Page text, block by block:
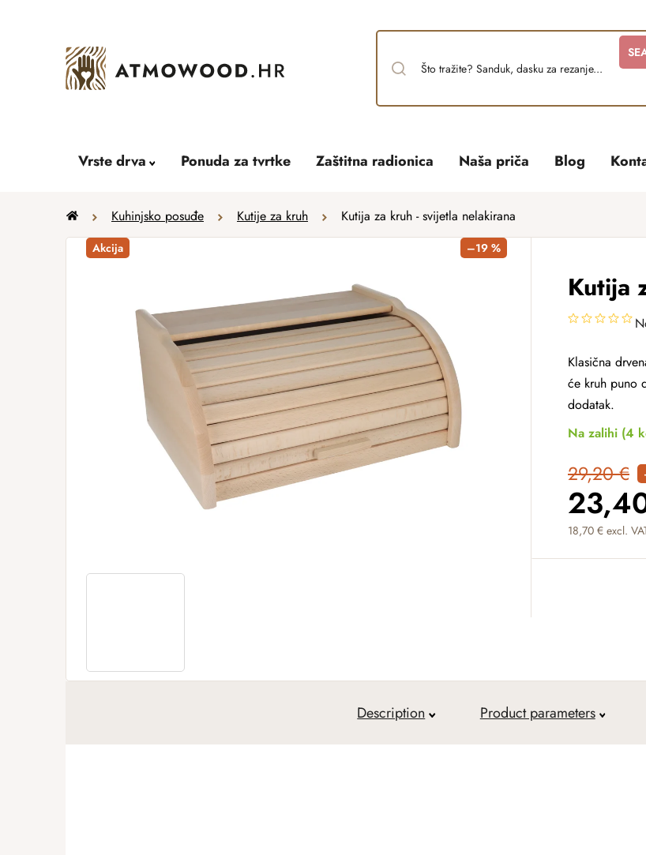
Vrste drva Ponuda za tvrtke Zaštitna radionica Naša priča Blog
Home Kuhinjsko posuđe Kutije za kruh Kutija za kruh - svijetla nelakirana
Kutija
Klasična
će kruh puno
dodatak.
Na zalihi (4
29,20 €
18,70 € excl.
Measure price:
Akcija –19 %
Description Product parameters